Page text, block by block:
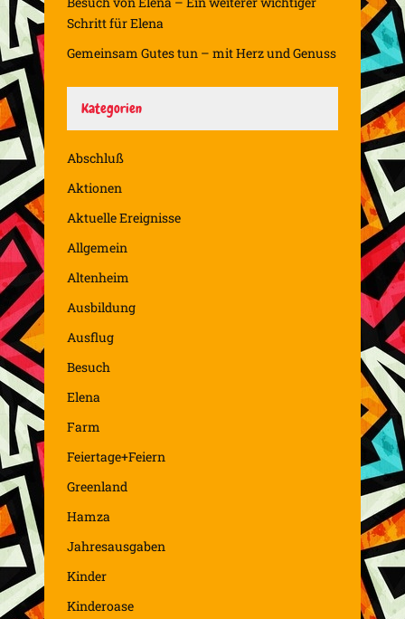
Schritt für Elena
Gemeinsam Gutes tun – mit Herz und Genuss
Kategorien
Abschluß
Aktionen
Aktuelle Ereignisse
Allgemein
Altenheim
Ausbildung
Ausflug
Besuch
Elena
Farm
Feiertage+Feiern
Greenland
Hamza
Jahresausgaben
Kinder
Kinderoase